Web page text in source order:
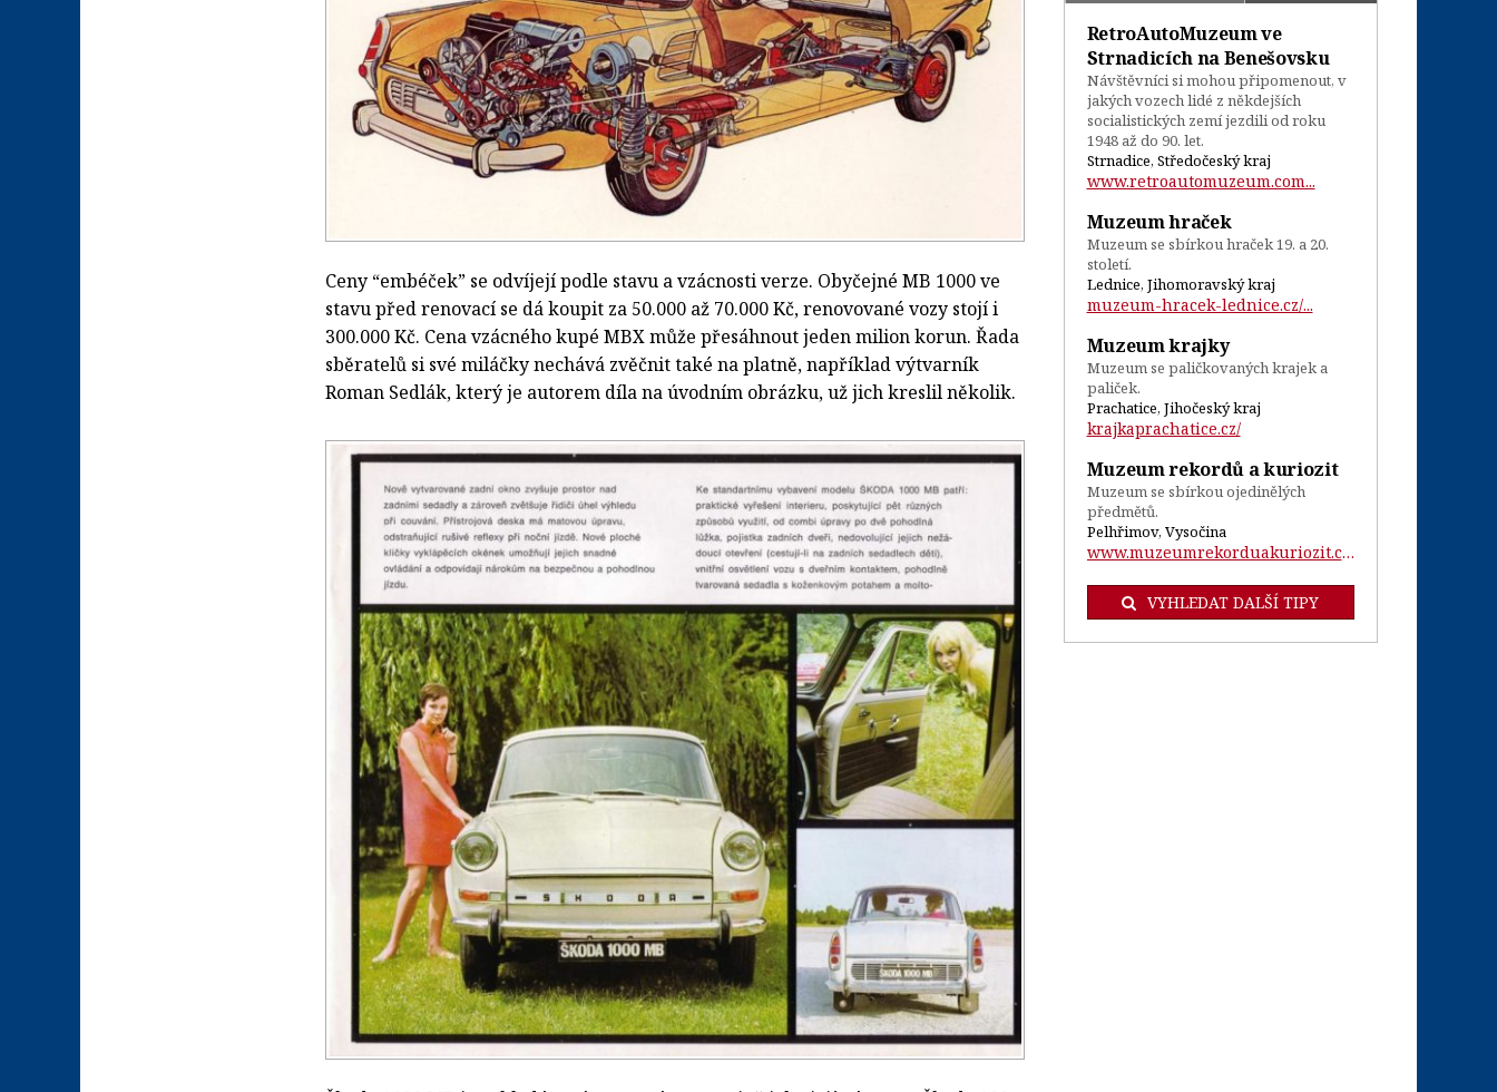
Ceny “embéček” se odvíjejí podle stavu a vzácnosti verze. Obyčejné MB 1000 ve
stavu před renovací se dá koupit za 50.000 až 70.000 Kč, renovované vozy stojí i
300.000 Kč. Cena vzácného kupé MBX může přesáhnout jeden milion korun. Řada
sběratelů si své miláčky nechává zvěčnit také na platně, například výtvarník
Roman Sedlák, který je autorem díla na úvodním obrázku, už jich kreslil několik.
RetroAutoMuzeum ve
Strnadicích na Benešovsku
Návštěvníci si mohou připomenout, v
jakých vozech lidé z někdejších
socialistických zemí jezdili od roku
1948 až do 90. let.
Strnadice, Středočeský kraj
www.retroautomuzeum.com...
Muzeum hraček
Muzeum se sbírkou hraček 19. a 20.
století.
Lednice, Jihomoravský kraj
muzeum-hracek-lednice.cz/...
Muzeum krajky
Muzeum se paličkovaných krajek a
paliček.
Prachatice, Jihočeský kraj
krajkaprachatice.cz/
Muzeum rekordů a kuriozit
Muzeum se sbírkou ojedinělých
předmětů.
Pelhřimov, Vysočina
www.muzeumrekorduakuriozit.cz/...
VYHLEDAT DALŠÍ TIPY